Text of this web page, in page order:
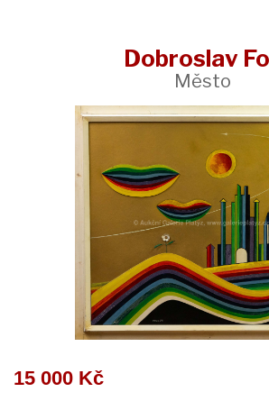
Dobroslav
Město
15 000 Kč